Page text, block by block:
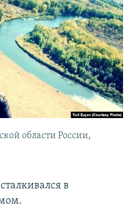
области России,
в